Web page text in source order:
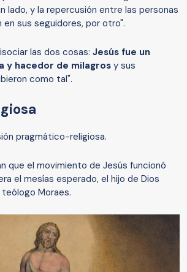
lado, y la repercusión entre las personas
sus seguidores, por otro".
las dos cosas: Jesús fue un
y hacedor de milagros y sus
como tal".
pragmático-religiosa.
que el movimiento de Jesús funcionó
el mesías esperado, el hijo de Dios
Moraes.